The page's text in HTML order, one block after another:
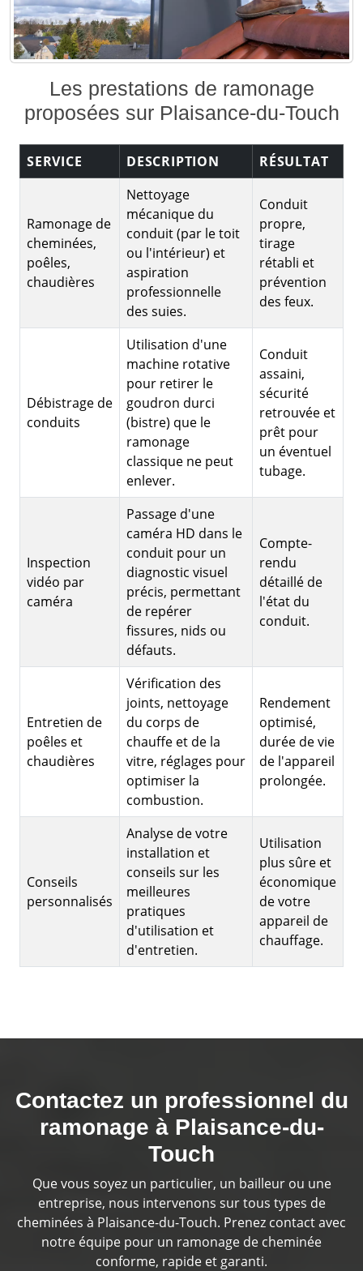
Les prestations de ramonage
proposées sur Plaisance-du-Touch
SERVICE DESCRIPTION RÉSULTAT
Ramonage de
cheminées,
poêles,
chaudières
Nettoyage
mécanique du
conduit (par le toit
ou l'intérieur) et
aspiration
professionnelle
des suies.
Conduit
propre,
tirage
rétabli et
prévention
des feux.
Débistrage de
conduits
Utilisation d'une
machine rotative
pour retirer le
goudron durci
(bistre) que le
ramonage
classique ne peut
enlever.
Conduit
assaini,
sécurité
retrouvée et
prêt pour
un éventuel
tubage.
Inspection
vidéo par
caméra
Passage d'une
caméra HD dans le
conduit pour un
diagnostic visuel
précis, permettant
de repérer
fissures, nids ou
défauts.
Compte-
rendu
détaillé de
l'état du
conduit.
Entretien de
poêles et
chaudières
Vérification des
joints, nettoyage
du corps de
chauffe et de la
vitre, réglages pour
optimiser la
combustion.
Rendement
optimisé,
durée de vie
de l'appareil
prolongée.
Conseils
personnalisés
Analyse de votre
installation et
conseils sur les
meilleures
pratiques
d'utilisation et
d'entretien.
Utilisation
plus sûre et
économique
de votre
appareil de
chauffage.
Contactez un professionnel du
ramonage à Plaisance-du-
Touch
Que vous soyez un particulier, un bailleur ou une
entreprise, nous intervenons sur tous types de
cheminées à Plaisance-du-Touch. Prenez contact avec
notre équipe pour un ramonage de cheminée
conforme, rapide et garanti.